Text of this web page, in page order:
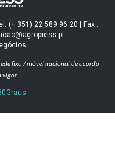
(+ 351) 22 589 96 20 | Fax :
fixa / móvel nacional de acordo
vigor.